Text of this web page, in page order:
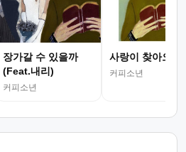
장가갈 수 있을까
(Feat.내리)
커피소년
사랑이 찾아오면
커피소년